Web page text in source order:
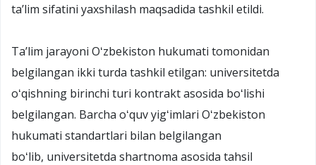
taʼlim sifatini yaxshilash maqsadida tashkil etildi.
Taʼlim jarayoni Oʻzbekiston hukumati tomonidan
belgilangan ikki turda tashkil etilgan: universitetda
oʻqishning birinchi turi kontrakt asosida boʻlishi
belgilangan. Barcha oʻquv yigʻimlari Oʻzbekiston
hukumati standartlari bilan belgilangan
boʻlib, universitetda shartnoma asosida tahsil